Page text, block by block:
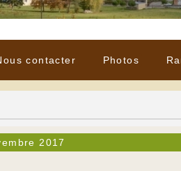
contacter Photos
2017